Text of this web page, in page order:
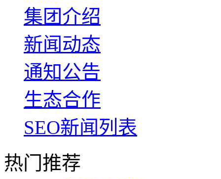
集团介绍
新闻动态
通知公告
生态合作
SEO新闻列表
热门推荐